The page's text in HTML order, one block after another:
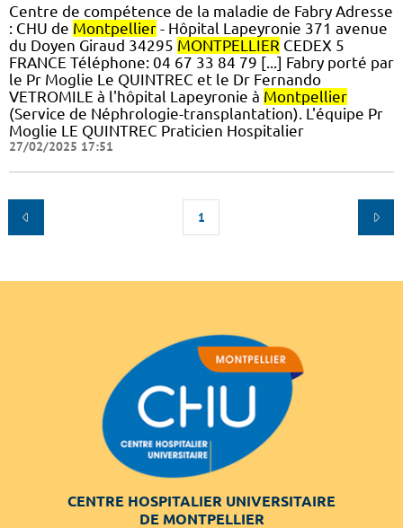
Centre de compétence de la maladie de Fabry Adresse
: CHU de Montpellier - Hôpital Lapeyronie 371 avenue
du Doyen Giraud 34295 MONTPELLIER CEDEX 5
FRANCE Téléphone: 04 67 33 84 79 [...] Fabry porté par
le Pr Moglie Le QUINTREC et le Dr Fernando
VETROMILE à l'hôpital Lapeyronie à Montpellier
(Service de Néphrologie-transplantation). L'équipe Pr
Moglie LE QUINTREC Praticien Hospitalier
27/02/2025 17:51
1
CENTRE HOSPITALIER UNIVERSITAIRE
DE MONTPELLIER